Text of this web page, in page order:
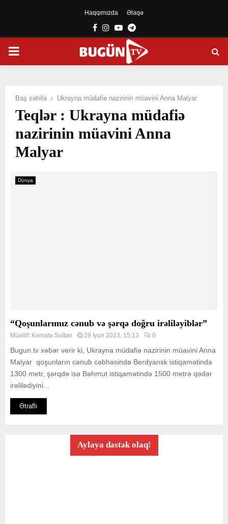
Haqqımızda Əlaqə
Facebook
Instagram
YoutubeTelegram
PRIMARY
Baş səhifə Ukrayna müdafiə nazirinin müavini Anna Malyar
Teqlər : Ukrayna müdafiə
nazirinin müavini Anna
Malyar
Dünya
“Qoşunlarımız cənub və şərqə doğru irəliləyiblər”
Müəllif: Kəmalə Sultan 29 İyun 2023, 15:13 0
Bugun.tv xəbər verir ki, Ukrayna müdafiə nazirinin müavini Anna
Malyar qoşunların cənub cəbhəsində Berdyansk istiqamətində
1300 metr, şərqdə isə Bəhmut istiqamətində 1500 metrə qədər
irəlilədiyini...
Ətraflı
Aylaya dəstək olaq!